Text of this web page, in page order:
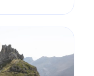
21,4 mln
czyli o
Co
– dlaczego warto